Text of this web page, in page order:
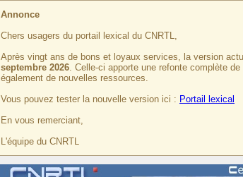
Annonce
Chers usagers du portail lexical du CNRTL,
Après vingt ans de bons et loyaux services, la version
septembre 2026. Celle-ci apporte une refonte complète
également de nouvelles ressources.
Vous pouvez tester la nouvelle version ici : Portail lexical
En vous remerciant,
L'équipe du CNRTL